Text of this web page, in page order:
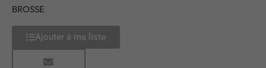
BROSSE
Ajouter à ma liste